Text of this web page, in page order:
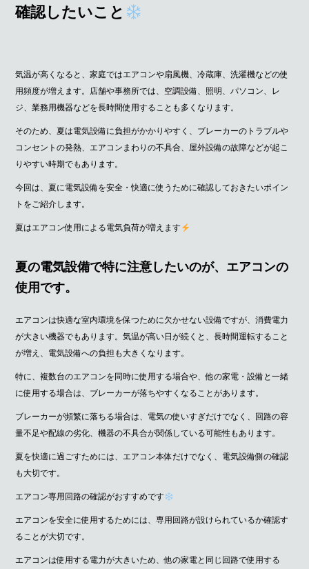
確認したいこと
気温が高くなると、家庭ではエアコンや扇風機、冷蔵庫、洗濯機などの使
用頻度が増えます。店舗や事務所では、空調設備、照明、パソコン、レ
ジ、業務用機器などを長時間使用することも多くなります。
そのため、夏は電気設備に負担がかかりやすく、ブレーカーのトラブルや
コンセントの発熱、エアコンまわりの不具合、屋外設備の故障などが起こ
りやすい時期でもあります。
今回は、夏に電気設備を安全・快適に使うために確認しておきたいポイン
トをご紹介します。
夏はエアコン使用による電気負荷が増えます
夏の電気設備で特に注意したいのが、エアコンの
使用です。
エアコンは快適な室内環境を保つために欠かせない設備ですが、消費電力
が大きい機器でもあります。気温が高い日が続くと、長時間運転すること
が増え、電気設備への負担も大きくなります。
特に、複数台のエアコンを同時に使用する場合や、他の家電・設備と一緒
に使用する場合は、ブレーカーが落ちやすくなることがあります。
ブレーカーが頻繁に落ちる場合は、電気の使いすぎだけでなく、回路の容
量不足や配線の劣化、機器の不具合が関係している可能性もあります。
夏を快適に過ごすためには、エアコン本体だけでなく、電気設備側の確認
も大切です。
エアコン専用回路の確認がおすすめです
エアコンを安全に使用するためには、専用回路が設けられているか確認す
ることが大切です。
エアコンは使用する電力が大きいため、他の家電と同じ回路で使用する